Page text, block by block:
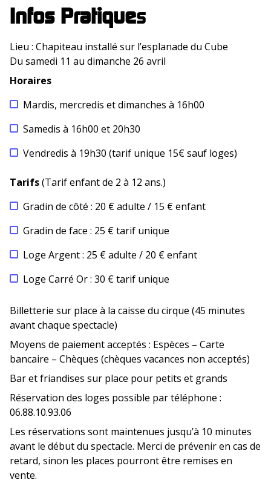
Infos Pratiques
Lieu : Chapiteau installé sur l’esplanade du Cube
Du samedi 11 au dimanche 26 avril
Horaires
Mardis, mercredis et dimanches à 16h00
Samedis à 16h00 et 20h30
Vendredis à 19h30 (tarif unique 15€ sauf loges)
Tarifs(Tarif enfant de 2 à 12 ans.)
Gradin de côté : 20 € adulte / 15 € enfant
Gradin de face : 25 € tarif unique
Loge Argent : 25 € adulte / 20 € enfant
Loge Carré Or : 30 € tarif unique
Billetterie sur place à la caisse du cirque (45 minutes
avant chaque spectacle)
Moyens de paiement acceptés : Espèces – Carte
bancaire – Chèques (chèques vacances non acceptés)
Bar et friandises sur place pour petits et grands
Réservation des loges possible par téléphone :
06.88.10.93.06
Les réservations sont maintenues jusqu’à 10 minutes
avant le début du spectacle. Merci de prévenir en cas de
retard, sinon les places pourront être remises en
vente.